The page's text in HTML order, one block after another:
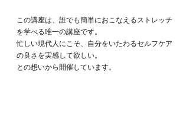
この講座は、誰でも簡単におこなえるストレッチ
を学べる唯一の講座です。
忙しい現代人にこそ、自分をいたわるセルフケア
の良さを実感して欲しい。
との想いから開催しています。